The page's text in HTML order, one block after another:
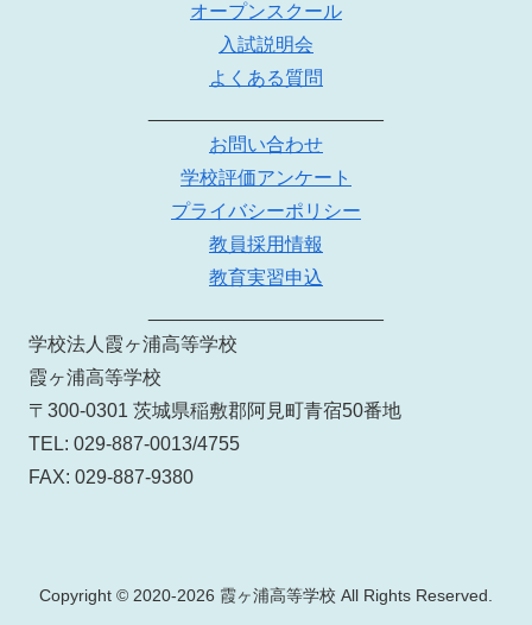
オープンスクール
入試説明会
よくある質問
お問い合わせ
学校評価アンケート
プライバシーポリシー
教員採用情報
教育実習申込
学校法人霞ヶ浦高等学校
霞ヶ浦高等学校
〒300-0301 茨城県稲敷郡阿見町青宿50番地
TEL: 029-887-0013/4755
FAX: 029-887-9380
Copyright © 2020-2026 霞ヶ浦高等学校 All Rights Reserved.